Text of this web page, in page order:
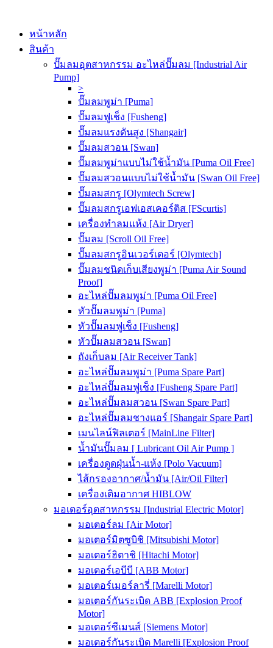
หน้าหลัก
สินค้า
ปั๊มลมอุตสาหกรรม อะไหล่ปั๊มลม [Industrial Air
Pump]
>
ปั๊มลมพูม่า [Puma]
ปั๊มลมฟูเช็ง [Fusheng]
ปั๊มลมแรงดันสูง [Shangair]
ปั๊มลมสวอน [Swan]
ปั๊มลมพูม่าแบบไม่ใช้น้ำมัน [Puma Oil Free]
ปั๊มลมสวอนแบบไม่ใช้น้ำมัน [Swan Oil Free]
ปั๊มลมสกรู [Olymtech Screw]
ปั๊มลมสกรูเอฟเอสเคอร์ติส [FScurtis]
เครื่องทำลมแห้ง [Air Dryer]
ปั๊มลม [Scroll Oil Free]
ปั๊มลมสกรูอินเวอร์เตอร์ [Olymtech]
ปั๊มลมชนิดเก็บเสียงพูม่า [Puma Air Sound
Proof]
อะไหล่ปั๊มลมพูม่า [Puma Oil Free]
หัวปั๊มลมพูม่า [Puma]
หัวปั๊มลมฟูเช็ง [Fusheng]
หัวปั๊มลมสวอน [Swan]
ถังเก็บลม [Air Receiver Tank]
อะไหล่ปั๊มลมพูม่า [Puma Spare Part]
อะไหล่ปั๊มลมฟูเช็ง [Fusheng Spare Part]
อะไหล่ปั๊มลมสวอน [Swan Spare Part]
อะไหล่ปั๊มลมชางแอร์ [Shangair Spare Part]
เมนไลน์ฟิลเตอร์ [MainLine Filter]
น้ำมันปั๊มลม [ Lubricant Oil Air Pump ]
เครื่องดูดฝุ่นน้ำ-แห้ง [Polo Vacuum]
ไส้กรองอากาศ/น้ำมัน [Air/Oil Filter]
เครื่องเติมอากาศ HIBLOW
มอเตอร์อุตสาหกรรม [Industrial Electric Motor]
มอเตอร์ลม [Air Motor]
มอเตอร์มิตซูบิชิ [Mitsubishi Motor]
มอเตอร์ฮิตาชิ [Hitachi Motor]
มอเตอร์เอบีบี [ABB Motor]
มอเตอร์เมอร์ลารี่ [Marelli Motor]
มอเตอร์กันระเบิด ABB [Explosion Proof
Motor]
มอเตอร์ซีเมนส์ [Siemens Motor]
มอเตอร์กันระเบิด Marelli [Explosion Proof